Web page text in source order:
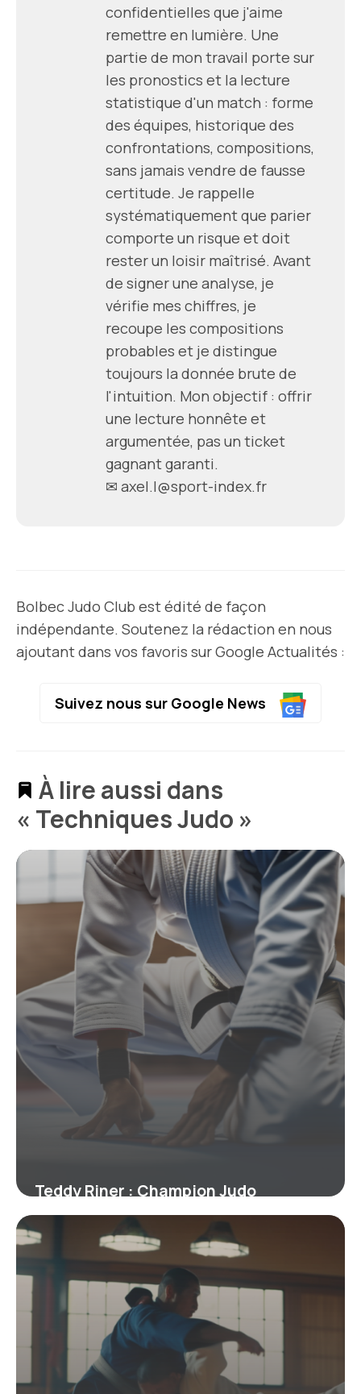
confidentielles que j'aime
remettre en lumière. Une
partie de mon travail porte sur
les pronostics et la lecture
statistique d'un match : forme
des équipes, historique des
confrontations, compositions,
sans jamais vendre de fausse
certitude. Je rappelle
systématiquement que parier
comporte un risque et doit
rester un loisir maîtrisé. Avant
de signer une analyse, je
vérifie mes chiffres, je
recoupe les compositions
probables et je distingue
toujours la donnée brute de
l'intuition. Mon objectif : offrir
une lecture honnête et
argumentée, pas un ticket
gagnant garanti.
✉ axel.l@sport-index.fr
Bolbec Judo Club est édité de façon
indépendante. Soutenez la rédaction en nous
ajoutant dans vos favoris sur Google Actualités :
Suivez nous sur Google News
À lire aussi dans
« Techniques Judo »
Teddy Riner : Champion Judo
Médailles Olympiques 2026
5 mai 2026